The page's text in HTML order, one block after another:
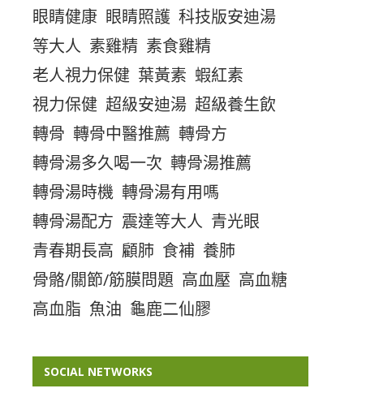
眼睛健康 眼睛照護 科技版安迪湯
等大人 素雞精 素食雞精
老人視力保健 葉黃素 蝦紅素
視力保健 超級安迪湯 超級養生飲
轉骨 轉骨中醫推薦 轉骨方
轉骨湯多久喝一次 轉骨湯推薦
轉骨湯時機 轉骨湯有用嗎
轉骨湯配方 震達等大人 青光眼
青春期長高 顧肺 食補 養肺
骨骼/關節/筋膜問題 高血壓 高血糖
高血脂 魚油 龜鹿二仙膠
SOCIAL NETWORKS